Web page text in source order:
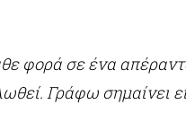
φορά σε ένα
Γράφω σημαίνει